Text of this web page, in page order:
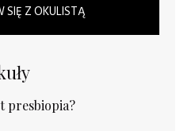
SIĘ Z OKULISTĄ
presbiopia?